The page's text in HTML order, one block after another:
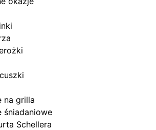
na grilla
śniadaniowe
Schellera